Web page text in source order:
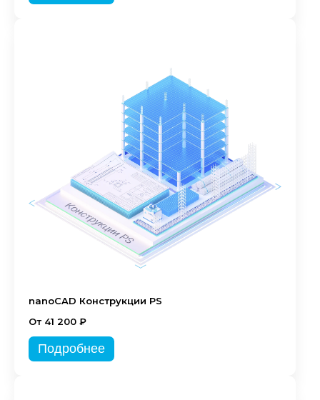
nanoCAD Конструкции PS
От 41 200 ₽
Подробнее